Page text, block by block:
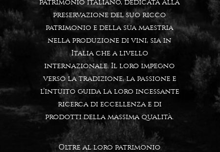
patrimonio italiano, dedicata alla
preservazione del suo ricco
patrimonio e della sua maestria
nella produzione di vini, sia in
Italia che a livello
internazionale. Il loro impegno
verso la tradizione, la passione e
l’intuito guida la loro incessante
ricerca di eccellenza e di
prodotti della massima qualità.
Oltre al loro patrimonio